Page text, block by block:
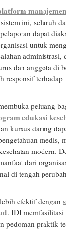
manajemen
ini, seluruh
dapat
untuk
administrasi,
dan anggota di
responsif terhadap
peluang
edukasi
kursus daring
medis,
modern.
dari
di tengah
efektif dengan
. IDI memfasilitasi
pedoman praktik